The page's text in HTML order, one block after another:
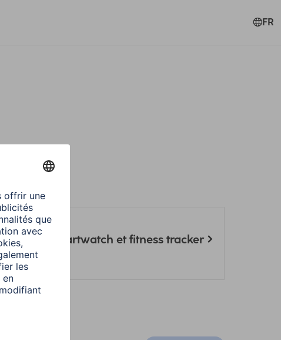
FR
pour smartwatch et fitness tracker